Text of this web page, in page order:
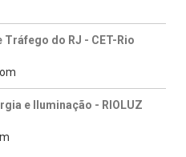
Tráfego do RJ - CET-Rio
e Iluminação - RIOLUZ